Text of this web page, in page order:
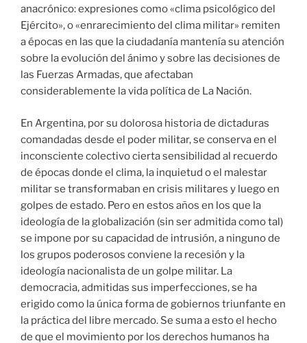
anacrónico: expresiones como «clima psicológico del
Ejército», o «enrarecimiento del clima militar» remiten
a épocas en las que la ciudadanía mantenía su atención
sobre la evolución del ánimo y sobre las decisiones de
las Fuerzas Armadas, que afectaban
considerablemente la vida política de La Nación.
En Argentina, por su dolorosa historia de dictaduras
comandadas desde el poder militar, se conserva en el
inconsciente colectivo cierta sensibilidad al recuerdo
de épocas donde el clima, la inquietud o el malestar
militar se transformaban en crisis militares y luego en
golpes de estado. Pero en estos años en los que la
ideología de la globalización (sin ser admitida como tal)
se impone por su capacidad de intrusión, a ninguno de
los grupos poderosos conviene la recesión y la
ideología nacionalista de un golpe militar. La
democracia, admitidas sus imperfecciones, se ha
erigido como la única forma de gobiernos triunfante en
la práctica del libre mercado. Se suma a esto el hecho
de que el movimiento por los derechos humanos ha